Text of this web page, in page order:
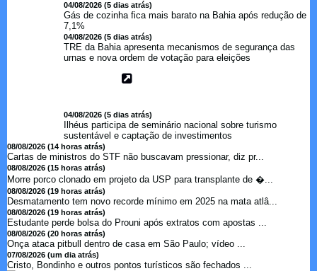
04/08/2026 (5 dias atrás)
Gás de cozinha fica mais barato na Bahia após redução de
7,1%
04/08/2026 (5 dias atrás)
TRE da Bahia apresenta mecanismos de segurança das
urnas e nova ordem de votação para eleições
04/08/2026 (5 dias atrás)
Ilhéus participa de seminário nacional sobre turismo
sustentável e captação de investimentos
08/08/2026 (14 horas atrás)
Cartas de ministros do STF não buscavam pressionar, diz pr...
08/08/2026 (15 horas atrás)
Morre porco clonado em projeto da USP para transplante de �...
08/08/2026 (19 horas atrás)
Desmatamento tem novo recorde mínimo em 2025 na mata atlâ...
08/08/2026 (19 horas atrás)
Estudante perde bolsa do Prouni após extratos com apostas ...
08/08/2026 (20 horas atrás)
Onça ataca pitbull dentro de casa em São Paulo; vídeo ...
07/08/2026 (um dia atrás)
Cristo, Bondinho e outros pontos turísticos são fechados ...